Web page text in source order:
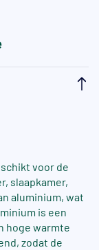
voor de
slaapkamer,
aluminium, wat
is een
hoge warmte
zodat de